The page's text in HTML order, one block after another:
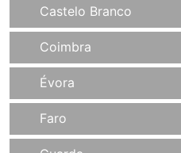
Castelo Branco
Coimbra
Évora
Faro